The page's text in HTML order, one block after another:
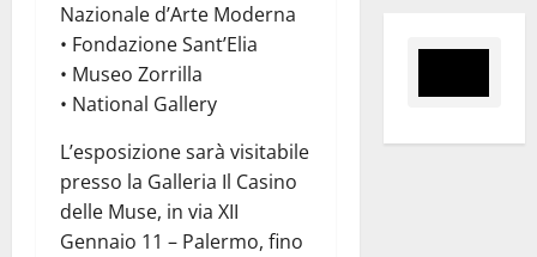
Nazionale d’Arte Moderna
• Fondazione Sant’Elia
• Museo Zorrilla
• National Gallery
L’esposizione sarà visitabile
presso la Galleria Il Casino
delle Muse, in via XII
Gennaio 11 – Palermo, fino